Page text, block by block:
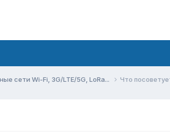
сети Wi-Fi, 3G/LTE/5G, LoRa... Что